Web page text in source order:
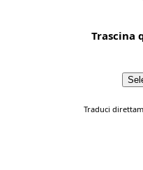
Trascina
Traduci